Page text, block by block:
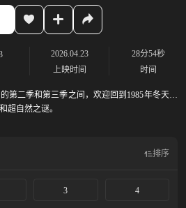
2026.04.23
上映时间
28分54秒
时间
第二季和第三季之间，欢迎回到1985年冬天的
超自然之谜。
排序
3 4